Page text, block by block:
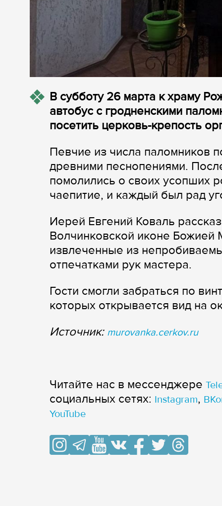
В субботу 26 марта к храму
автобус с гродненскими
посетить церковь-крепость
Певчие из числа паломников
древними песнопениями.
помолились о своих усопших
чаепитие, и каждый был рад
Иерей Евгений Коваль
Волчинковской иконе
извлеченные из
отпечатками рук мастера.
Гости смогли забраться по
которых открывается вид на
Источник: murovanka.cerkov.ru
Читайте нас в мессенджере
cоциальных сетях: Instagram,
YouTube